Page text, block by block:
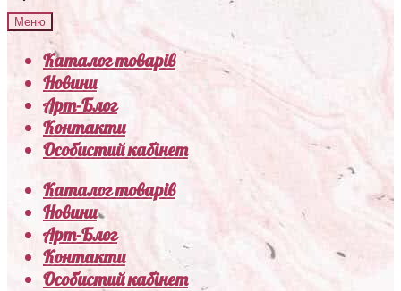
Меню
Каталог товарів
Новини
Арт-Блог
Контакти
Особистий кабінет
Каталог товарів
Новини
Арт-Блог
Контакти
Особистий кабінет